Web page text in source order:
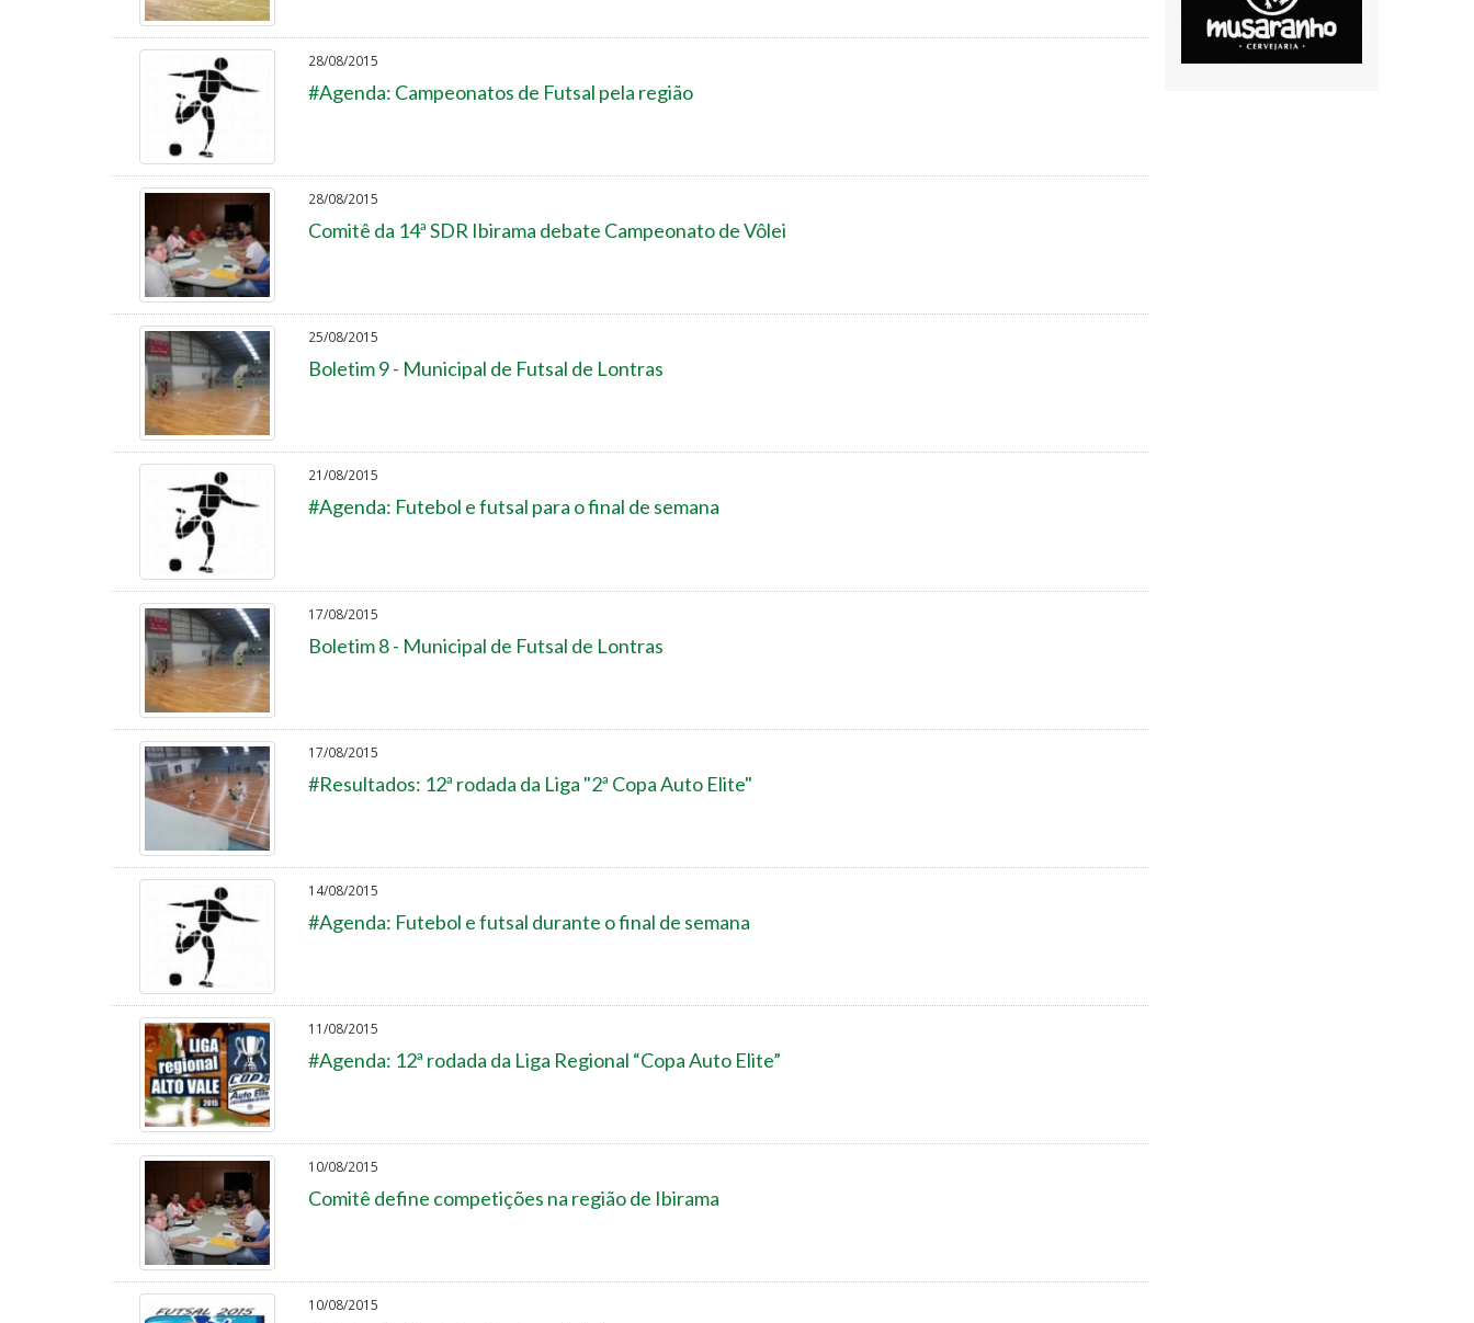
28/08/2015
#Agenda: Campeonatos de Futsal pela região
28/08/2015
Comitê da 14ª SDR Ibirama debate Campeonato de Vôlei
25/08/2015
Boletim 9 - Municipal de Futsal de Lontras
21/08/2015
#Agenda: Futebol e futsal para o final de semana
17/08/2015
Boletim 8 - Municipal de Futsal de Lontras
17/08/2015
#Resultados: 12ª rodada da Liga "2ª Copa Auto Elite"
14/08/2015
#Agenda: Futebol e futsal durante o final de semana
11/08/2015
#Agenda: 12ª rodada da Liga Regional “Copa Auto Elite”
10/08/2015
Comitê define competições na região de Ibirama
10/08/2015